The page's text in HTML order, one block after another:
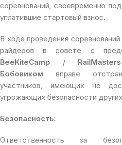
соревнований, своевременно
уплатившие стартовый взнос.
В ходе проведения
райдеров в совете с
BeeKiteCamp /
Бобовиком вправе
участников, имеющих не
угрожающих безопасности
Безопасность:
Ответственность за